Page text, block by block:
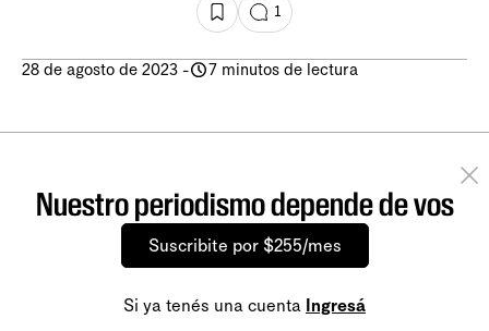
1
28 de agosto de 2023 - 7 minutos de lectura
Nuestro periodismo depende de vos
Suscribite por $255/mes
Si ya tenés una cuenta Ingresá